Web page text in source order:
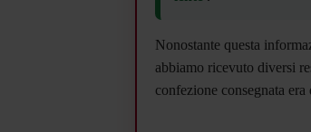
Nonostante questa
abbiamo ricevuto diversi
confezione consegnata